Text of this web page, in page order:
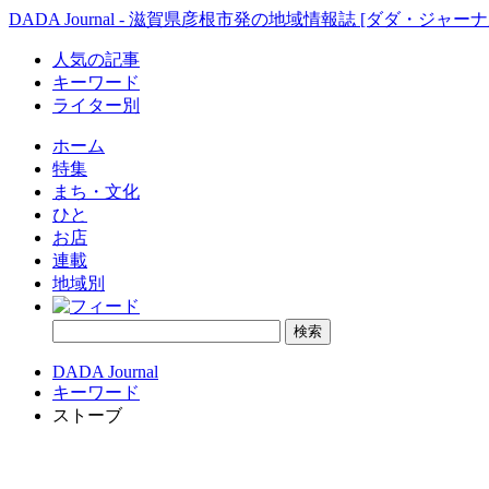
DADA Journal - 滋賀県彦根市発の地域情報誌 [ダダ・ジャー
人気の記事
キーワード
ライター別
ホーム
特集
まち・文化
ひと
お店
連載
地域別
DADA Journal
キーワード
ストーブ